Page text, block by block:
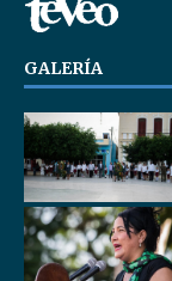
GALERÍA